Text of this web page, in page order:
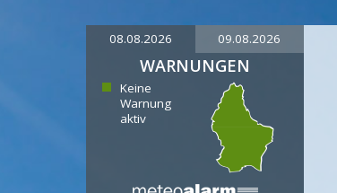
08.08.2026 09.08.2026
WARNUNGEN
Keine
Warnung
aktiv